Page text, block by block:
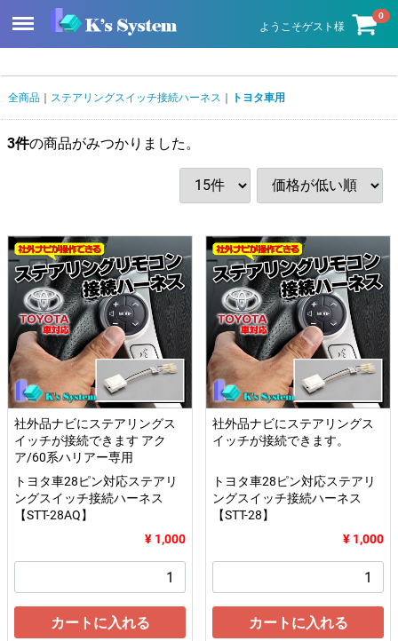
ようこそゲスト様
0
Menu
全商品 ステアリングスイッチ接続ハーネス トヨタ車用
3件の商品がみつかりました。
社外品ナビにステアリングス
イッチが接続できます アク
ア/60系ハリアー専用
トヨタ車28ピン対応ステアリ
ングスイッチ接続ハーネス
【STT-28AQ】
¥ 1,000
カートに入れる
社外品ナビにステアリングス
イッチが接続できます。
トヨタ車28ピン対応ステアリ
ングスイッチ接続ハーネス
【STT-28】
¥ 1,000
カートに入れる